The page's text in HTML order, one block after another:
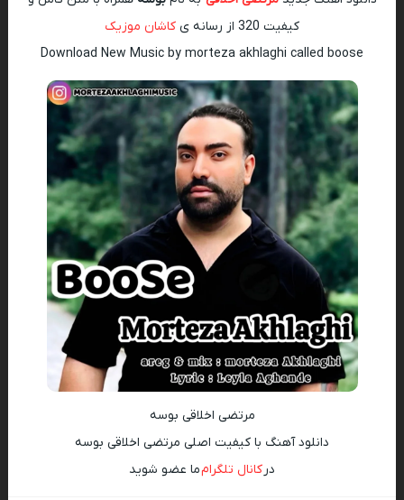
کیفیت 320 از رسانه ی
کاشان موزیک
Download New Music by morteza akhlaghi called boose
مرتضی اخلاقی بوسه
دانلود آهنگ با کیفیت اصلی مرتضی اخلاقی بوسه
درکانال تلگرامما عضو شوید